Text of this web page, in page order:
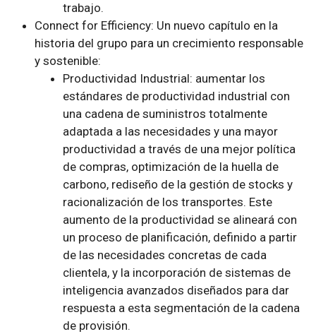
trabajo.
Connect for Efficiency: Un nuevo capítulo en la
historia del grupo para un crecimiento responsable
y sostenible:
Productividad Industrial: aumentar los
estándares de productividad industrial con
una cadena de suministros totalmente
adaptada a las necesidades y una mayor
productividad a través de una mejor política
de compras, optimización de la huella de
carbono, rediseño de la gestión de stocks y
racionalización de los transportes. Este
aumento de la productividad se alineará con
un proceso de planificación, definido a partir
de las necesidades concretas de cada
clientela, y la incorporación de sistemas de
inteligencia avanzados diseñados para dar
respuesta a esta segmentación de la cadena
de provisión.